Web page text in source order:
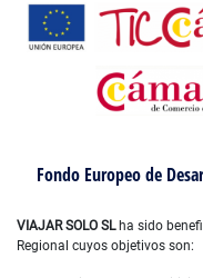
Fondo Europeo de
VIAJAR SOLO SLha sido
Regional cuyos objetivos son: